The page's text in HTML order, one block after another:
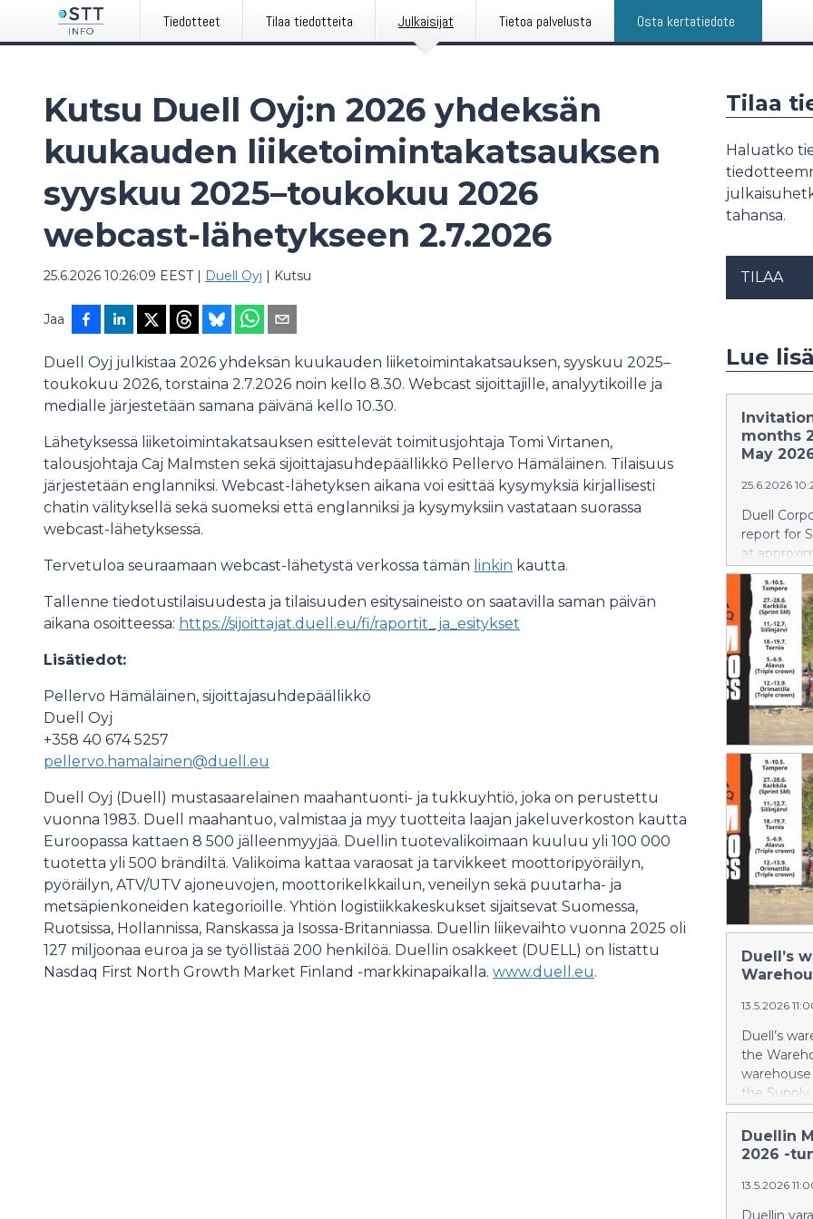
Tiedotteet Tilaa tiedotteita Julkaisijat Tietoa palvelusta Osta kertatiedote
Kutsu Duell Oyj:n 2026 yhdeksän
kuukauden liiketoimintakatsauksen
syyskuu 2025–toukokuu 2026
webcast-lähetykseen 2.7.2026
25.6.2026 10:26:09 EEST| Duell Oyj | Kutsu
Jaa
Duell Oyj julkistaa 2026 yhdeksän kuukauden liiketoimintakatsauksen, syyskuu 2025–
toukokuu 2026, torstaina 2.7.2026 noin kello 8.30. Webcast sijoittajille, analyytikoille ja
medialle järjestetään samana päivänä kello 10.30.
Lähetyksessä liiketoimintakatsauksen esittelevät toimitusjohtaja Tomi Virtanen,
talousjohtaja Caj Malmsten sekä sijoittajasuhdepäällikkö Pellervo Hämäläinen. Tilaisuus
järjestetään englanniksi. Webcast-lähetyksen aikana voi esittää kysymyksiä kirjallisesti
chatin välityksellä sekä suomeksi että englanniksi ja kysymyksiin vastataan suorassa
webcast-lähetyksessä.
Tervetuloa seuraamaan webcast-lähetystä verkossa tämän linkin kautta.
Tallenne tiedotustilaisuudesta ja tilaisuuden esitysaineisto on saatavilla saman päivän
aikana osoitteessa: https://sijoittajat.duell.eu/fi/raportit_ja_esitykset
Lisätiedot:
Pellervo Hämäläinen, sijoittajasuhdepäällikkö
Duell Oyj
+358 40 674 5257
pellervo.hamalainen@duell.eu
Duell Oyj (Duell) mustasaarelainen maahantuonti- ja tukkuyhtiö, joka on perustettu
vuonna 1983. Duell maahantuo, valmistaa ja myy tuotteita laajan jakeluverkoston kautta
Euroopassa kattaen 8 500 jälleenmyyjää. Duellin tuotevalikoimaan kuuluu yli 100 000
tuotetta yli 500 brändiltä. Valikoima kattaa varaosat ja tarvikkeet moottoripyöräilyn,
pyöräilyn, ATV/UTV ajoneuvojen, moottorikelkkailun, veneilyn sekä puutarha- ja
metsäpienkoneiden kategorioille. Yhtiön logistiikkakeskukset sijaitsevat Suomessa,
Ruotsissa, Hollannissa, Ranskassa ja Isossa-Britanniassa. Duellin liikevaihto vuonna 2025 oli
127 miljoonaa euroa ja se työllistää 200 henkilöä. Duellin osakkeet (DUELL) on listattu
Nasdaq First North Growth Market Finland -markkinapaikalla. www.duell.eu.
Tilaa
Haluatko
tahansa.
TILAA
Lue
months
May
25.6.2026
Duell
report for
at
and media
the
Virtanen,
IR. The
questions
and
welcome
material
https://
Duell
import
establi
Duell’s
13.5.2026
Duell’s
the
the Supply
Finland.
smart use
improve
Duellin
2026 -
13.5.2026
Duellin